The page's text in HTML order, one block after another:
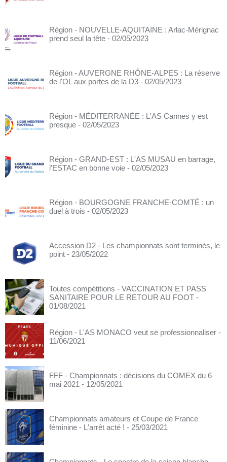
Région - NOUVELLE-AQUITAINE : Arlac-Mérignac
prend seul la tête - 02/05/2023
Région - AUVERGNE RHÔNE-ALPES : La réserve
de l'OL aux portes de la D3 - 02/05/2023
Région - MÉDITERRANÉE : L'AS Cannes y est
presque - 02/05/2023
Région - GRAND-EST : L'AS MUSAU en barrage,
l'ESTAC en bonne voie - 02/05/2023
Région - BOURGOGNE FRANCHE-COMTÉ : un
duel à trois - 02/05/2023
Accession D2 - Les championnats sont terminés, le
point - 23/05/2022
Toutes compétitions - VACCINATION ET PASS
SANITAIRE POUR LE RETOUR AU FOOT -
01/08/2021
Région - L'AS MONACO veut se professionnaliser -
11/06/2021
FFF - Championnats : décisions du COMEX du 6
mai 2021 - 12/05/2021
Championnats amateurs et Coupe de France
féminine - L'arrêt acté ! - 25/03/2021